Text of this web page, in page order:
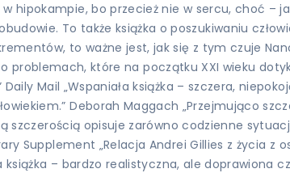
hipokampie, bo przecież nie w sercu, choć –
To także książka o poszukiwaniu
to ważne jest, jak się z tym czuje
problemach, które na początku XXI wieku
Mail „Wspaniała książka – szczera,
Deborah Maggach „Przejmująco
szczerością opisuje zarówno codzienne
Supplement „Relacja Andrei Gillies z życia z
– bardzo realistyczna, ale doprawiona